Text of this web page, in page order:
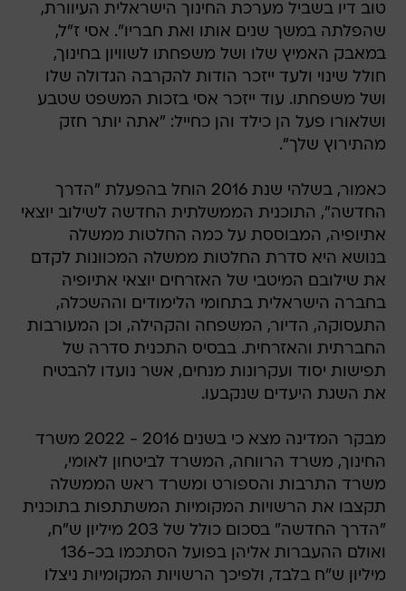
טוב דיו בשביל מערכת החינוך הישראלית העיוורת,
שהפלתה במשך שנים אותו ואת חבריו". אסי ז"ל,
במאבק האמיץ שלו ושל משפחתו לשוויון בחינוך,
חולל שינוי ולעד ייזכר הודות להקרבה הגדולה שלו
ושל משפחתו. עוד ייזכר אסי בזכות המשפט שטבע
ושלאורו פעל הן כילד והן כחייל: "אתה יותר חזק
מהתירוץ שלך".
כאמור, בשלהי שנת 2016 הוחל בהפעלת "הדרך
החדשה", התוכנית הממשלתית החדשה לשילוב יוצאי
אתיופיה, המבוססת על כמה החלטות ממשלה
בנושא היא סדרת החלטות ממשלה המכוונות לקדם
את שילובם המיטבי של האזרחים יוצאי אתיופיה
בחברה הישראלית בתחומי הלימודים וההשכלה,
התעסוקה, הדיור, המשפחה והקהילה, וכן המעורבות
החברתית והאזרחית. בבסיס התכנית סדרה של
תפישות יסוד ועקרונות מנחים, אשר נועדו להבטיח
את השגת היעדים שנקבעו.
מבקר המדינה מצא כי בשנים 2016 - 2022 משרד
החינוך, משרד הרווחה, המשרד לביטחון לאומי,
משרד התרבות והספורט ומשרד ראש הממשלה
תקצבו את הרשויות המקומיות המשתתפות בתוכנית
"הדרך החדשה" בסכום כולל של 203 מיליון ש"ח,
ואולם ההעברות אליהן בפועל הסתכמו בכ-136
מיליון ש"ח בלבד, ולפיכך הרשויות המקומיות ניצלו